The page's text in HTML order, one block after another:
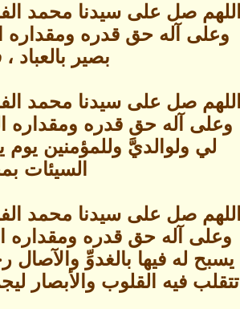
اللهم صل على سيدنا محمد
وعلى آله حق قدره ومقداره
بصير
اللهم صل على سيدنا محمد
وعلى آله حق قدره ومقداره
لي ولوالديَّ وللمؤمنين
السيئات
اللهم صل على سيدنا محمد
وعلى آله حق قدره ومقداره
يسبح له فيها بالغدوِّ والآصال
تتقلب فيه القلوب والأبصار